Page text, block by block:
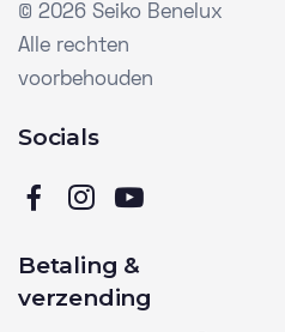
© 2026 Seiko Benelux
Alle rechten
voorbehouden
Socials
Betaling &
verzending